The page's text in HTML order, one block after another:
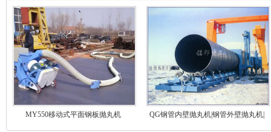
MY550移动式平面钢板抛丸机
QG钢管内壁抛丸机|钢管外壁抛丸机|